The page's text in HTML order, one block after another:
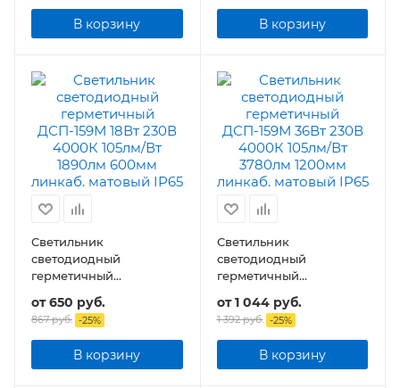
В корзину В корзину
Светильник
светодиодный
герметичный
транзитный ДСП-159М
18Вт 230В 105лм/Вт
1890Лм 600мм
от650 руб.
867 руб. -25%
В корзину
Светильник
светодиодный
герметичный
транзитный ДСП-159М
36Вт 230В 105лм/Вт
3780Лм 1200мм IP65
от1 044 руб.
1 392 руб. -25%
В корзину